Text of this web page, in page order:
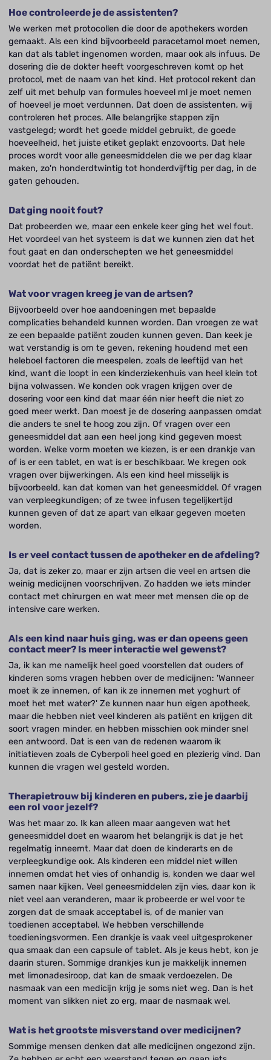
Hoe controleerde je de assistenten?
We werken met protocollen die door de apothekers worden
gemaakt. Als een kind bijvoorbeeld paracetamol moet nemen,
kan dat als tablet ingenomen worden, maar ook als infuus. De
dosering die de dokter heeft voorgeschreven komt op het
protocol, met de naam van het kind. Het protocol rekent dan
zelf uit met behulp van formules hoeveel ml je moet nemen
of hoeveel je moet verdunnen. Dat doen de assistenten, wij
controleren het proces. Alle belangrijke stappen zijn
vastgelegd; wordt het goede middel gebruikt, de goede
hoeveelheid, het juiste etiket geplakt enzovoorts. Dat hele
proces wordt voor alle geneesmiddelen die we per dag klaar
maken, zo'n honderdtwintig tot honderdvijftig per dag, in de
gaten gehouden.
Dat ging nooit fout?
Dat probeerden we, maar een enkele keer ging het wel fout.
Het voordeel van het systeem is dat we kunnen zien dat het
fout gaat en dan onderschepten we het geneesmiddel
voordat het de patiënt bereikt.
Wat voor vragen kreeg je van de artsen?
Bijvoorbeeld over hoe aandoeningen met bepaalde
complicaties behandeld kunnen worden. Dan vroegen ze wat
ze een bepaalde patiënt zouden kunnen geven. Dan keek je
wat verstandig is om te geven, rekening houdend met een
heleboel factoren die meespelen, zoals de leeftijd van het
kind, want die loopt in een kinderziekenhuis van heel klein tot
bijna volwassen. We konden ook vragen krijgen over de
dosering voor een kind dat maar één nier heeft die niet zo
goed meer werkt. Dan moest je de dosering aanpassen omdat
die anders te snel te hoog zou zijn. Of vragen over een
geneesmiddel dat aan een heel jong kind gegeven moest
worden. Welke vorm moeten we kiezen, is er een drankje van
of is er een tablet, en wat is er beschikbaar. We kregen ook
vragen over bijwerkingen. Als een kind heel misselijk is
bijvoorbeeld, kan dat komen van het geneesmiddel. Of vragen
van verpleegkundigen; of ze twee infusen tegelijkertijd
kunnen geven of dat ze apart van elkaar gegeven moeten
worden.
Is er veel contact tussen de apotheker en de afdeling?
Ja, dat is zeker zo, maar er zijn artsen die veel en artsen die
weinig medicijnen voorschrijven. Zo hadden we iets minder
contact met chirurgen en wat meer met mensen die op de
intensive care werken.
Als een kind naar huis ging, was er dan opeens geen
contact meer? Is meer interactie wel gewenst?
Ja, ik kan me namelijk heel goed voorstellen dat ouders of
kinderen soms vragen hebben over de medicijnen: 'Wanneer
moet ik ze innemen, of kan ik ze innemen met yoghurt of
moet het met water?' Ze kunnen naar hun eigen apotheek,
maar die hebben niet veel kinderen als patiënt en krijgen dit
soort vragen minder, en hebben misschien ook minder snel
een antwoord. Dat is een van de redenen waarom ik
initiatieven zoals de Cyberpoli heel goed en plezierig vind. Dan
kunnen die vragen wel gesteld worden.
Therapietrouw bij kinderen en pubers, zie je daarbij
een rol voor jezelf?
Was het maar zo. Ik kan alleen maar aangeven wat het
geneesmiddel doet en waarom het belangrijk is dat je het
regelmatig inneemt. Maar dat doen de kinderarts en de
verpleegkundige ook. Als kinderen een middel niet willen
innemen omdat het vies of onhandig is, konden we daar wel
samen naar kijken. Veel geneesmiddelen zijn vies, daar kon ik
niet veel aan veranderen, maar ik probeerde er wel voor te
zorgen dat de smaak acceptabel is, of de manier van
toedienen acceptabel. We hebben verschillende
toedieningsvormen. Een drankje is vaak veel uitgesprokener
qua smaak dan een capsule of tablet. Als je keus hebt, kon je
daarin sturen. Sommige drankjes kun je makkelijk innemen
met limonadesiroop, dat kan de smaak verdoezelen. De
nasmaak van een medicijn krijg je soms niet weg. Dan is het
moment van slikken niet zo erg, maar de nasmaak wel.
Wat is het grootste misverstand over medicijnen?
Sommige mensen denken dat alle medicijnen ongezond zijn.